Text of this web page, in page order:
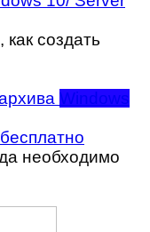
создать
Windows
необходимо